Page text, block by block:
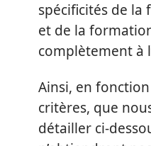
spécificités de
et de la
complètement à
Ainsi, en
critères, que
détailler ci-